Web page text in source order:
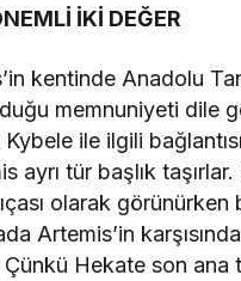
İKİ DEĞER
kentinde Anadolu
memnuniyeti dile
ile ilgili
ayrı tür başlık
olarak
Artemis’in
Hekate son ana